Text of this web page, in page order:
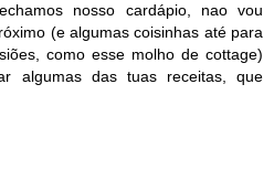
nosso cardápio, nao vou
(e algumas coisinhas até para
como esse molho de cottage)
algumas das tuas receitas, que